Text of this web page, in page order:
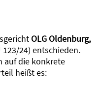
OLG Oldenburg,
123/24) entschieden.
auf die konkrete
heißt es: